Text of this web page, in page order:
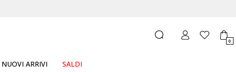
0
NUOVI ARRIVI SALDI